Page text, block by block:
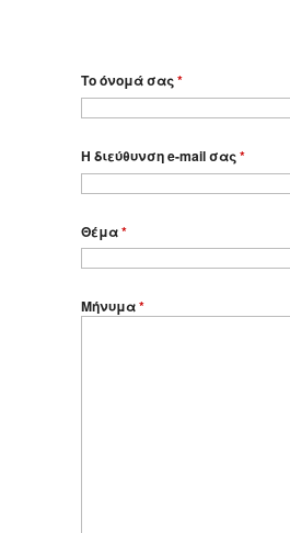
Το όνομά σας*
Η διεύθυνση e-mail σας*
Θέμα*
Μήνυμα*